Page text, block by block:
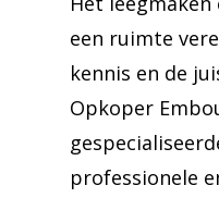
een ruimte
kennis en de
Opkoper
professionele